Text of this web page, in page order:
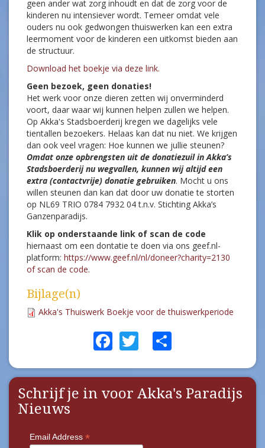
In deze vreemde tijden willen wij u als ouders graag
ondersteunen tijdens deze thuiswerkperiode. Wij van
Stichting Akka’s Ganzenparadijs met een
opvangcentrum in Dalen, Akka’s Stadsboerderij in
Emmen en een dependance in Spankeren begrijpen als
geen ander wat zorg inhoudt en dat de zorg voor de
kinderen nu intensiever wordt. Temeer omdat vele
ouders nu ook gedwongen thuiswerken kan een extra
leermoment voor de kinderen een uitkomst bieden aan
de structuur.
Download het boekje via deze link.
Geen bezoek, geen donaties!
Het werk voor onze dieren zetten wij onverminderd
voort, daar waar wij kunnen helpen zullen we helpen.
Op Akka's Stadsboerderij kregen we dagelijks vele
tientallen bezoekers. Helaas kan dat nu niet. We krijgen
dan ook veel vragen: Hoe kunnen we jullie steunen?
Omdat onze opbrengsten uit de donatiezuil in Akka’s
Stadsboerderij nu wegvallen, kunnen wij altijd een
extra (contactvrije) donatie gebruiken . Mocht u ons
willen steunen dan kan dat door uw donatie te storten
op NL69 TRIO 0784 7932 04 t.n.v. Stichting Akka’s
Klik op onderstaande link of scan de code
hiernaast om een dontatie te doen via ons geef.nl-
platform:
https://www.geef.nl/nl/doneer?charity=2130
Akka's Thuiswerk Boekje voor de thuiswerkperiode
Facebook
Twitter
Share